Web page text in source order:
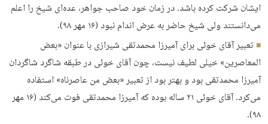
ایشان شرکت کرده باشد. در زمان خود صاحب جواهر، عده‌ای شیخ را اعلم
می‌دانستند ولی شیخ حاضر به عرض اندام نبود (۱۶ مهر ۹۸).
تعبیر آقای خوئی برای آمیرزا محمدتقی شیرازی با عنوان «بعض
المعاصرین» خیلی لطیف نیست، چون آقای خوئی در طبقه شاگرد شاگردان
آمیرزا محمدتقی بود و بهتر بود از تعبیر «بعض من عاصرناه» استفاده
می‌کرد. آقای خوئی ۲۱ ساله بوده که آمیرزا محمدتقی فوت می‌کند (۱۶ مهر
۹۸).